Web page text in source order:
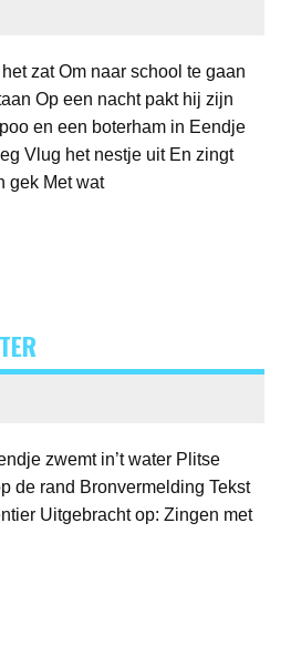
zat Om naar school te gaan
Op een nacht pakt hij zijn
en een boterham in Eendje
Vlug het nestje uit En zingt
gek Met wat
zwemt in’t water Plitse
de rand Bronvermelding Tekst
Uitgebracht op: Zingen met